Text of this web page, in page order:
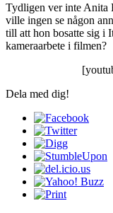
Tydligen ver inte Anita
ville ingen se någon
till att hon bosatte sig i
kameraarbete i filmen?
Dela med dig!